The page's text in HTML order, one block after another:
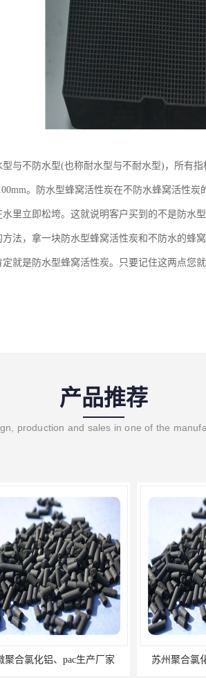
与不防水型(也称耐水型与不耐水型)，所有
。防水型蜂窝活性炭在不防水蜂窝活性
里立即松垮。这就说明客户买到的不是防水
法，拿一块防水型蜂窝活性炭和不防水的蜂
就是防水型蜂窝活性炭。只要记住这两点您就
产品推荐
production and sales in one of the
苏州聚合氯化铝、pac生产厂家